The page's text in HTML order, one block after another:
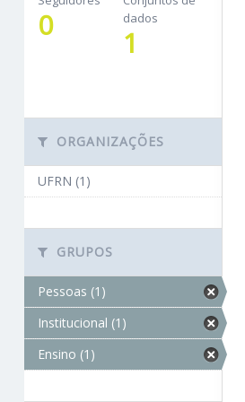
0
dados
1
ORGANIZAÇÕES
UFRN (1)
GRUPOS
Pessoas (1)
Institucional (1)
Ensino (1)